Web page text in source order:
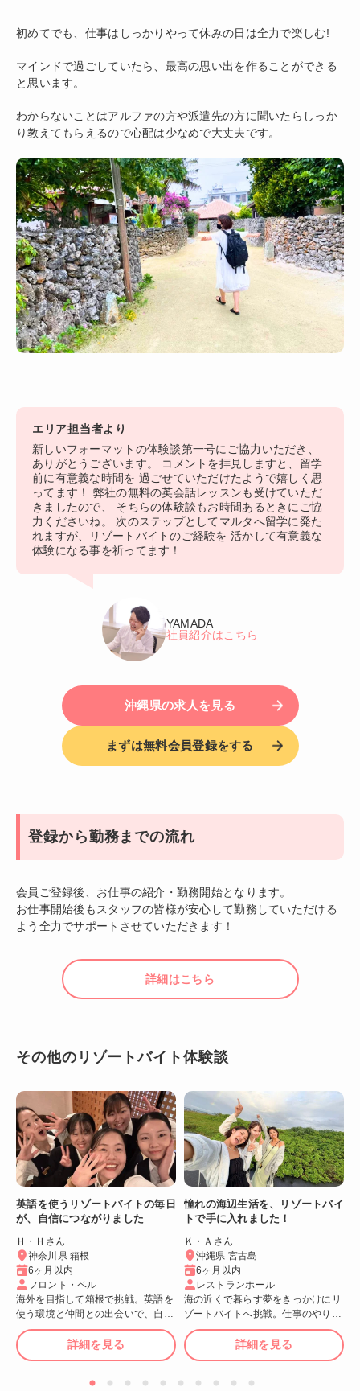
初めてでも、仕事はしっかりやって休みの日は全力で楽しむ!
マインドで過ごしていたら、最高の思い出を作ることができる
と思います。
わからないことはアルファの方や派遣先の方に聞いたらしっか
り教えてもらえるので心配は少なめで大丈夫です。
エリア担当者より
新しいフォーマットの体験談第一号にご協力いただき、
ありがとうございます。 コメントを拝見しますと、留学
前に有意義な時間を 過ごせていただけたようで嬉しく思
ってます！ 弊社の無料の英会話レッスンも受けていただ
きましたので、 そちらの体験談もお時間あるときにご協
力くださいね。 次のステップとしてマルタへ留学に発た
れますが、リゾートバイトのご経験を 活かして有意義な
体験になる事を祈ってます！
YAMADA
社員紹介はこちら
沖縄県の求人を見る
まずは無料会員登録をする
登録から勤務までの流れ
会員ご登録後、お仕事の紹介・勤務開始となります。
お仕事開始後もスタッフの皆様が安心して勤務していただける
よう全力でサポートさせていただきます！
詳細はこちら
その他のリゾートバイト体験談
英語を使うリゾートバイトの毎日
が、自信につながりました
Ｈ・Ｈさん
神奈川県 箱根
6ヶ月以内
フロント・ベル
海外を目指して箱根で挑戦。英語を
使う環境と仲間との出会いで、自分
の成長を実感できました！
詳細を見る
憧れの海辺生活を、リゾートバイ
トで手に入れました！
Ｋ・Ａさん
沖縄県 宮古島
6ヶ月以内
レストランホール
海の近くで暮らす夢をきっかけにリ
ゾートバイトへ挑戦。仕事のやりが
いや忙しさ、仲間との出会いが最高
でした！
詳細を見る